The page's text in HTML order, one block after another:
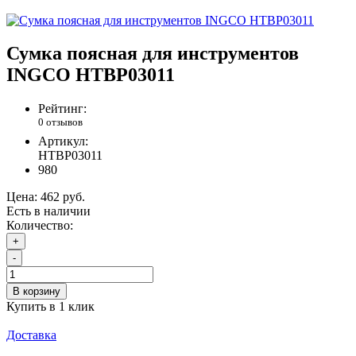
Сумка поясная для инструментов
INGCO HTBP03011
Рейтинг:
0 отзывов
Артикул:
HTBP03011
980
Цена: 462 руб.
Есть в наличии
Количество:
+
-
В корзину
Купить в 1 клик
Доставка